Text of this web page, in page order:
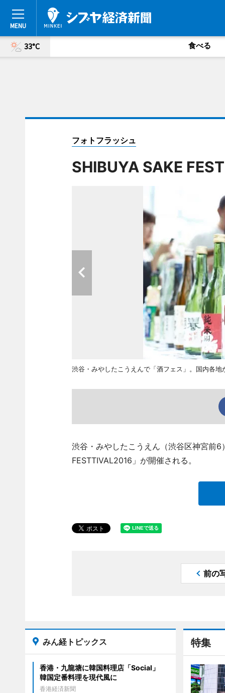
33°C 食べる
フォトフラッシュ
SHIBUYA SAKE
渋谷・みやしたこうえんで「酒フェス」。国内各
渋谷・みやしたこうえん（渋谷区神宮前
FESTTIVAL2016」が開催される。
前の
特集
みん経トピックス
香港・九龍塘に韓国料理店「Social」
韓国定番料理を現代風に
香港経済新聞